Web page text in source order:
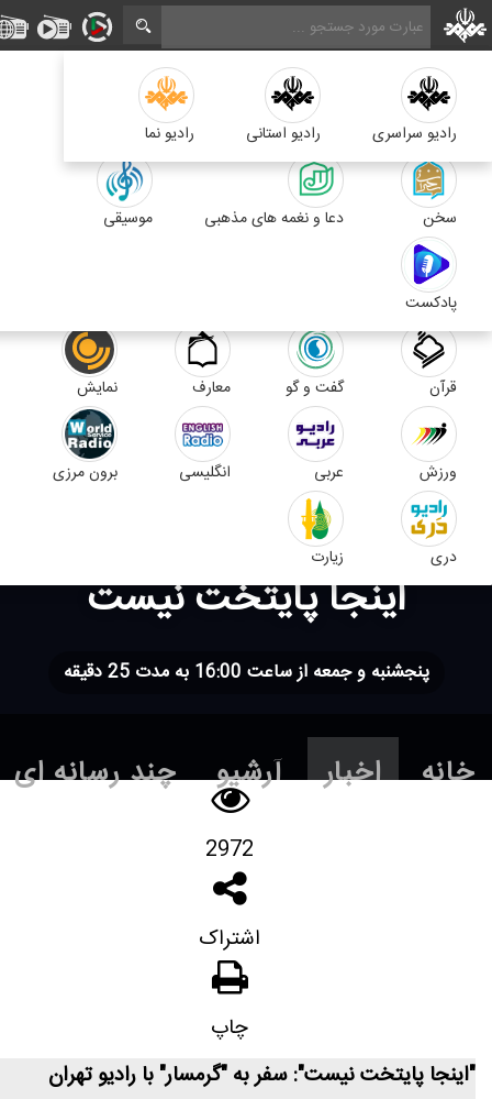
اربعین
ايران پیام ترتیل تهران
جوان
قرآن گفت و گو معارف نمایش
ورزش عربی انگلیسی برون مرزی
دری زیارت
کودک کتاب گویا تلاوت و آموزش قرآن
سخن دعا و نغمه های مذهبی موسیقی
پادکست
رادیو سراسری رادیو استانی رادیو نما
رادیو تهران
صدای پایتخت صدای همدلی
پخش زنده
برنامه ها
صفحه اصلی
عکس
فیلم
اینجا پایتخت نیست
پنجشنبه و جمعه از ساعت 16:00 به مدت 25 دقیقه
خانه اخبار آرشیو چند رسانه ای
2972
اشتراک
چاپ
"اینجا پایتخت نیست": سفر به "گرمسار" با رادیو تهران